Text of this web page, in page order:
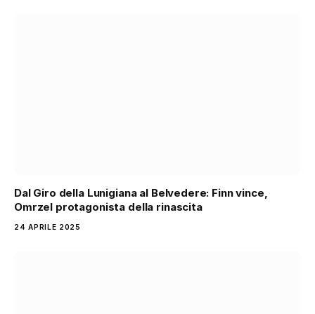
Dal Giro della Lunigiana al Belvedere: Finn vince,
Omrzel protagonista della rinascita
24 APRILE 2025